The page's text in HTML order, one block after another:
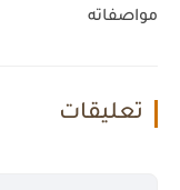
مواصفاته
تعليقات